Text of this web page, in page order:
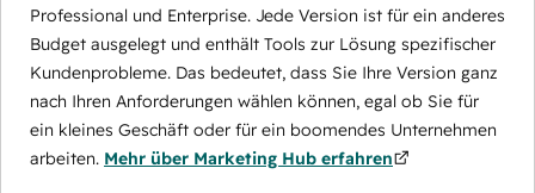
Professional und Enterprise. Jede Version ist für ein anderes
Budget ausgelegt und enthält Tools zur Lösung spezifischer
Kundenprobleme. Das bedeutet, dass Sie Ihre Version ganz
nach Ihren Anforderungen wählen können, egal ob Sie für
ein kleines Geschäft oder für ein boomendes Unternehmen
arbeiten. Mehr über Marketing Hub erfahren